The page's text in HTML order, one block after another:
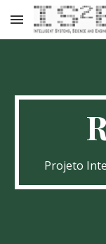
Skip to main
Projeto